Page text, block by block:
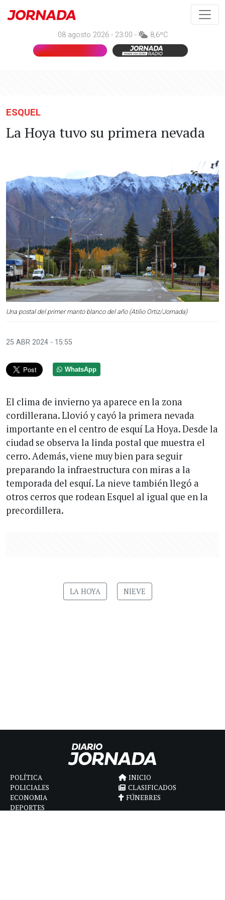
08 agosto 2026 - 23:00 - 8,6ºC
ESQUEL
La Hoya tuvo su primera nevada
Una postal del primer manto blanco del año (Atilio Ortiz/Jornada)
25 ABR 2024 - 15:55
WhatsApp
El clima de invierno ya aparece en la zona
cordillerana. Llovió y cayó la primera nevada
importante en el centro de esquí La Hoya. Desde la
ciudad se observa la linda postal que muestra el
cerro. Además, viene muy bien para seguir
preparando la infraestructura con miras a la
temporada del esquí. La nieve también llegó a
otros cerros que rodean Esquel al igual que en la
precordillera.
LA HOYA NIEVE
POLÍTICA
POLICIALES
ECONOMIA
DEPORTES
INICIO
CLASIFICADOS
FÚNEBRES